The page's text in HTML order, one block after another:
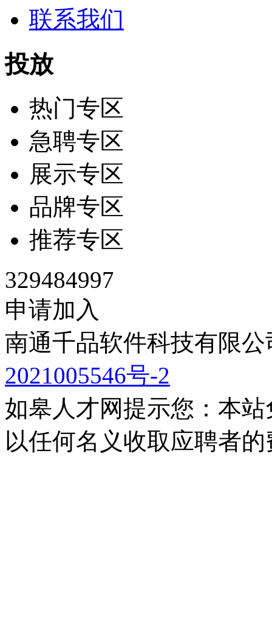
联系我们
投放
热门专区
急聘专区
展示专区
品牌专区
推荐专区
329484997
申请加入
南通千品软件科技有限
2021005546号-2
如皋人才网提示您：本
以任何名义收取应聘者